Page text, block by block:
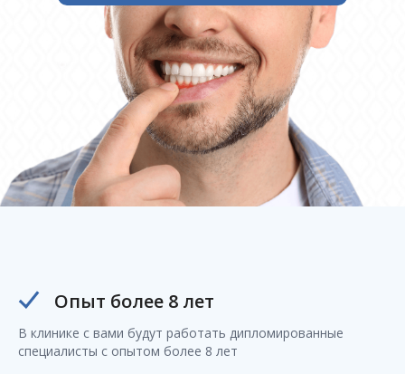
Опыт более 8 лет
В клинике с вами будут работать дипломированные
специалисты с опытом более 8 лет